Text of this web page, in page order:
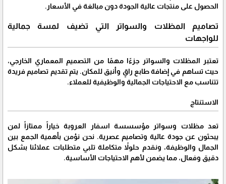
الحصول على منتجات عالية الجودة دون مبالغة في الأسعار.
تصاميم المظلات والسواتر التي تضيف لمسة جمالية
للواجهات
تعتبر المظلات والسواتر جزءًا مهمًا من التصميم المعماري الخارجي،
حيث تساهم في إضافة طابع راقٍ وأنيق للمكان. يتم تقديم تصاميم فريدة
تتناسب مع الاحتياجات الجمالية والوظيفية للعملاء.
الاستنتاج
تعد مظلات وسواتر مؤسسسة اسفار العروبة خياراً ممتازاً لمن
يبحثون عن جودة عالية وتصاميم عصرية. نحن نؤمن بأهمية الجمع بين
الجمال والوظيفة، ونقدم حلولاً متكاملة تلبي متطلبات عملائنا بشكل
دقيق وفعال، مما يضمن لأهم الاحتياجات الأساسية.